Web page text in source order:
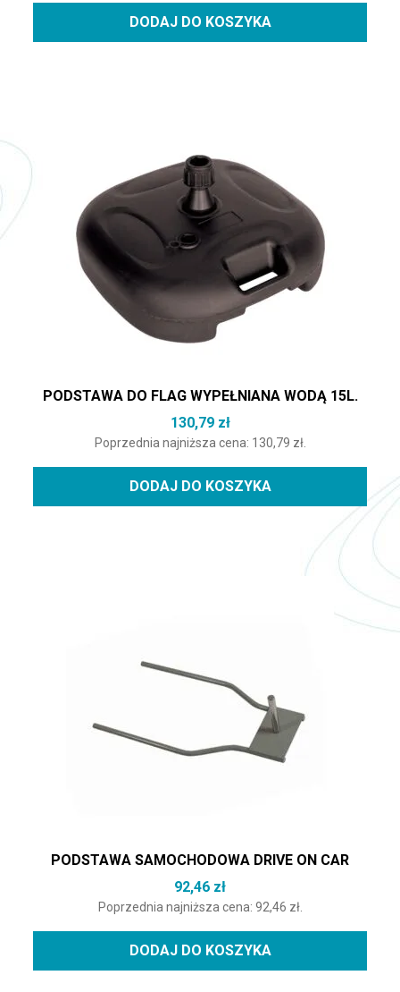
DODAJ DO KOSZYKA
PODSTAWA DO FLAG WYPEŁNIANA WODĄ 15L.
130,79 zł
Poprzednia najniższa cena: 130,79 zł.
DODAJ DO KOSZYKA
PODSTAWA SAMOCHODOWA DRIVE ON CAR
92,46 zł
Poprzednia najniższa cena: 92,46 zł.
DODAJ DO KOSZYKA